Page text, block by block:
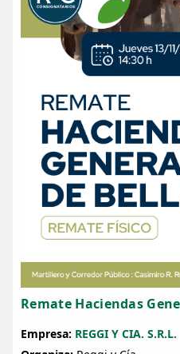
Remate Haciendas
Empresa: REGGI Y CIA. S.R.L.